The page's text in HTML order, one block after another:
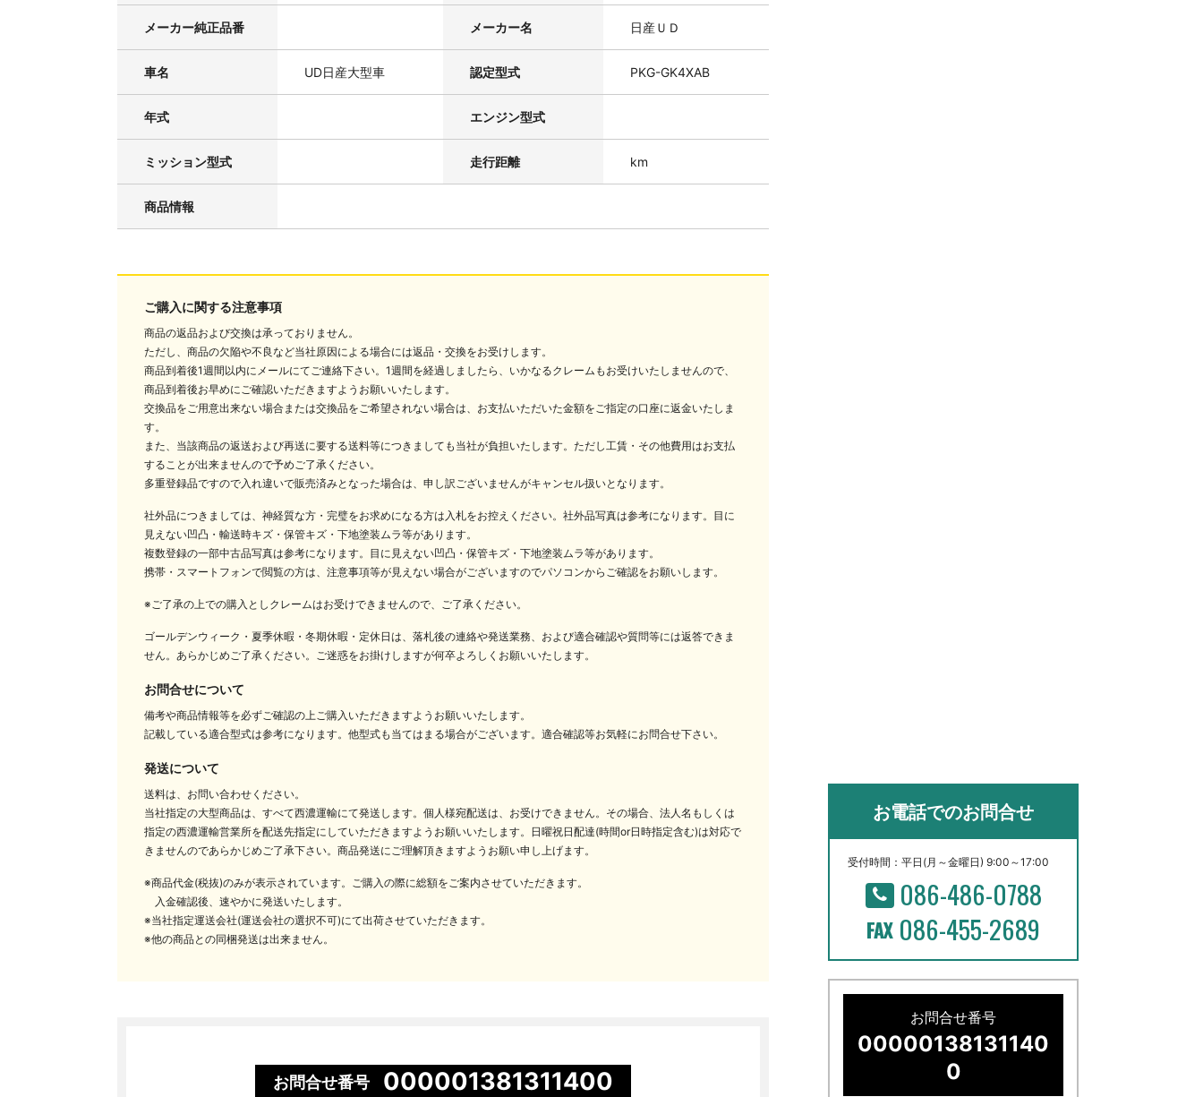
メーカー純正品番 メーカー名 日産ＵＤ
車名 UD日産大型車 認定型式 PKG-GK4XAB
年式 エンジン型式
ミッション型式 走行距離 km
商品情報
ご購入に関する注意事項
商品の返品および交換は承っておりません。
ただし、商品の欠陥や不良など当社原因による場合には返品・交換をお受けします。
商品到着後1週間以内にメールにてご連絡下さい。1週間を経過しましたら、いかなるクレームもお受けいたしませんので、
商品到着後お早めにご確認いただきますようお願いいたします。
交換品をご用意出来ない場合または交換品をご希望されない場合は、お支払いただいた金額をご指定の口座に返金いたしま
す。
また、当該商品の返送および再送に要する送料等につきましても当社が負担いたします。ただし工賃・その他費用はお支払
することが出来ませんので予めご了承ください。
多重登録品ですので入れ違いで販売済みとなった場合は、申し訳ございませんがキャンセル扱いとなります。
社外品につきましては、神経質な方・完璧をお求めになる方は入札をお控えください。社外品写真は参考になります。目に
見えない凹凸・輸送時キズ・保管キズ・下地塗装ムラ等があります。
複数登録の一部中古品写真は参考になります。目に見えない凹凸・保管キズ・下地塗装ムラ等があります。
携帯・スマートフォンで閲覧の方は、注意事項等が見えない場合がございますのでパソコンからご確認をお願いします。
※ご了承の上での購入としクレームはお受けできませんので、ご了承ください。
ゴールデンウィーク・夏季休暇・冬期休暇・定休日は、落札後の連絡や発送業務、および適合確認や質問等には返答できま
せん。あらかじめご了承ください。ご迷惑をお掛けしますが何卒よろしくお願いいたします。
お問合せについて
備考や商品情報等を必ずご確認の上ご購入いただきますようお願いいたします。
記載している適合型式は参考になります。他型式も当てはまる場合がございます。適合確認等お気軽にお問合せ下さい。
発送について
送料は、お問い合わせください。
当社指定の大型商品は、すべて西濃運輸にて発送します。個人様宛配送は、お受けできません。その場合、法人名もしくは
指定の西濃運輸営業所を配送先指定にしていただきますようお願いいたします。日曜祝日配達(時間or日時指定含む)は対応で
きませんのであらかじめご了承下さい。商品発送にご理解頂きますようお願い申し上げます。
※商品代金(税抜)のみが表示されています。ご購入の際に総額をご案内させていただきます。
入金確認後、速やかに発送いたします。
※当社指定運送会社(運送会社の選択不可)にて出荷させていただきます。
※他の商品との同梱発送は出来ません。
お問合せ番号 000001381311400
お電話でのお問合せ
受付時間：平日(月～金曜日) 9:00～17:00
086-486-0788
086-455-2689
お問合せ番号
00000138131140
0